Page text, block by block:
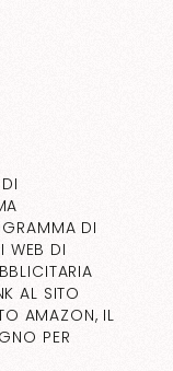
DI
WEB DI
AL SITO
AMAZON, IL
PER